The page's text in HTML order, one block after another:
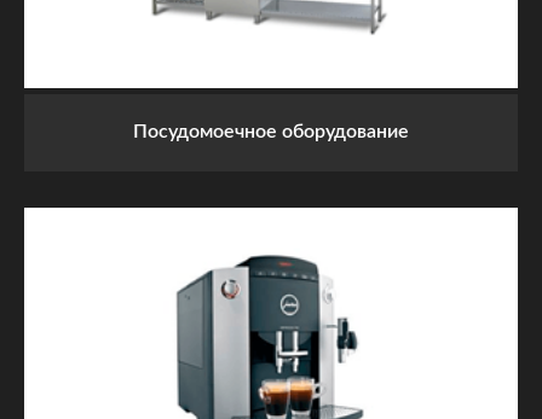
Посудомоечное оборудование